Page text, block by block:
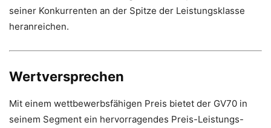
seiner Konkurrenten an der Spitze der Leistungsklasse
heranreichen.
Wertversprechen
Mit einem wettbewerbsfähigen Preis bietet der GV70 in
seinem Segment ein hervorragendes Preis-Leistungs-